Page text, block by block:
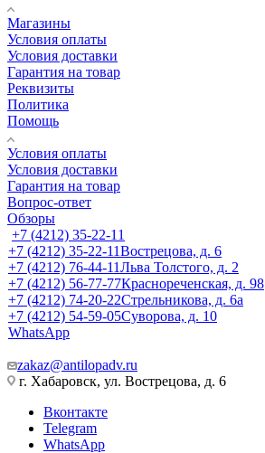
Магазины
Условия оплаты
Условия доставки
Гарантия на товар
Реквизиты
Политика
Помощь
Условия оплаты
Условия доставки
Гарантия на товар
Вопрос-ответ
Обзоры
+7 (4212) 35-22-11
+7 (4212) 35-22-11Вострецова, д. 6
+7 (4212) 76-44-11Льва Толстого, д. 2
+7 (4212) 56-77-77Краснореченская, д. 98
+7 (4212) 74-20-22Стрельникова, д. 6а
+7 (4212) 54-59-05Суворова, д. 10
WhatsApp
zakaz@antilopadv.ru
г. Хабаровск, ул. Вострецова, д. 6
Вконтакте
Telegram
WhatsApp